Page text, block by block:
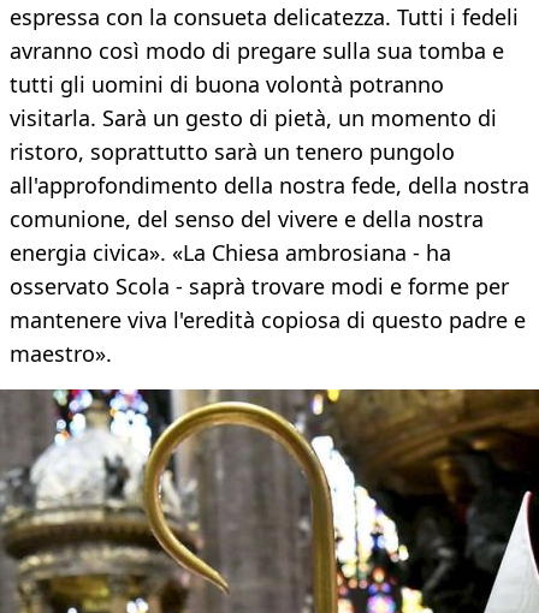
espressa con la consueta delicatezza. Tutti i fedeli
avranno così modo di pregare sulla sua tomba e
tutti gli uomini di buona volontà potranno
visitarla. Sarà un gesto di pietà, un momento di
ristoro, soprattutto sarà un tenero pungolo
all'approfondimento della nostra fede, della nostra
comunione, del senso del vivere e della nostra
energia civica». «La Chiesa ambrosiana - ha
osservato Scola - saprà trovare modi e forme per
mantenere viva l'eredità copiosa di questo padre e
maestro».